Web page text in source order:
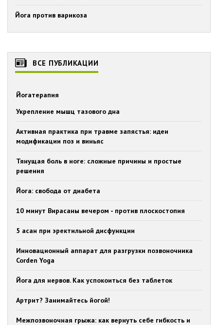
Йога против варикоза
ВСЕ ПУБЛИКАЦИИ
Йогатерапия
Укрепление мышц тазового дна
Активная практика при травме запястья: идеи
модификации поз и виньяс
Тянущая боль в ноге: сложные причины и простые
решения
Йога: свобода от диабета
10 минут Вирасаны вечером - против плоскостопия
5 асан при эректильной дисфункции
Инновационный аппарат для разгрузки позвоночника
Corden Yoga
Йога для нервов. Как успокоиться без таблеток
Артрит? Занимайтесь йогой!
Межпозвоночная грыжа: как вернуть себе гибкость и